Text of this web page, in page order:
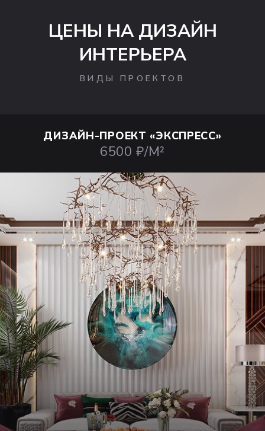
ЦЕНЫ НА ДИЗАЙН
ИНТЕРЬЕРА
ВИДЫ ПРОЕКТОВ
ДИЗАЙН-ПРОЕКТ «ЭКСПРЕСС»
6500 ₽/М²